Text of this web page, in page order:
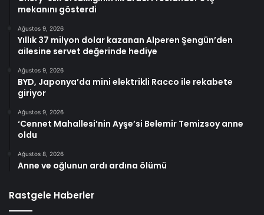
mekanını gösterdi
Ağustos 9, 2026
Yıllık 37 milyon dolar kazanan Alperen Şengün’den
ailesine servet değerinde hediye
Ağustos 9, 2026
BYD, Japonya’da mini elektrikli Racco ile rekabete
giriyor
Ağustos 9, 2026
‘Cennet Mahallesi’nin Ayşe’si Belemir Temizsoy anne
oldu
Ağustos 8, 2026
Anne ve oğlunun ardı ardına ölümü
Rastgele Haberler